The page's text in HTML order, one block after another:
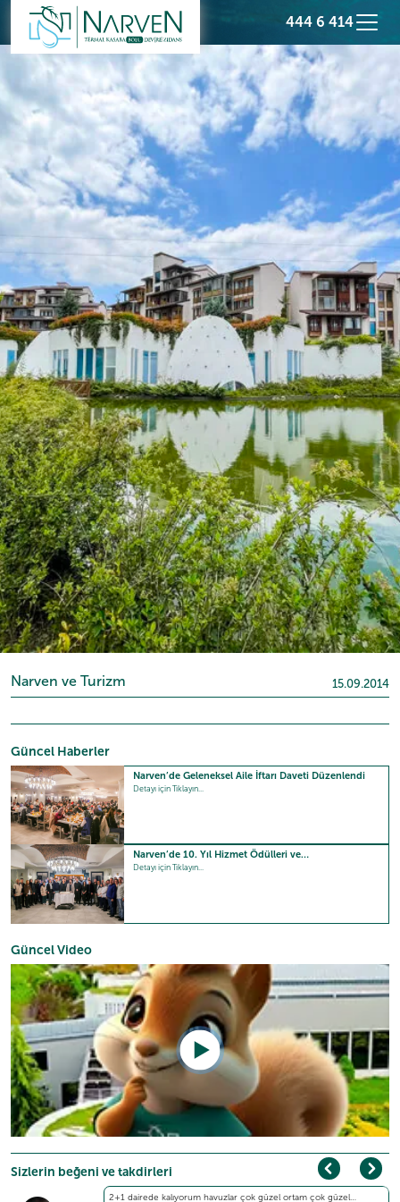
444 6 414
Güncel Haberler
Narven’de Geleneksel Aile İftarı Daveti Düzenlendi
Detayı için Tıklayın...
Narven’de 10. Yıl Hizmet Ödülleri ve…
Detayı için Tıklayın...
Güncel Video
Sizlerin beğeni ve takdirleri
2+1 dairede kalıyorum havuzlar çok güzel ortam çok güzel…
Narven ve Turizm 15.09.2014